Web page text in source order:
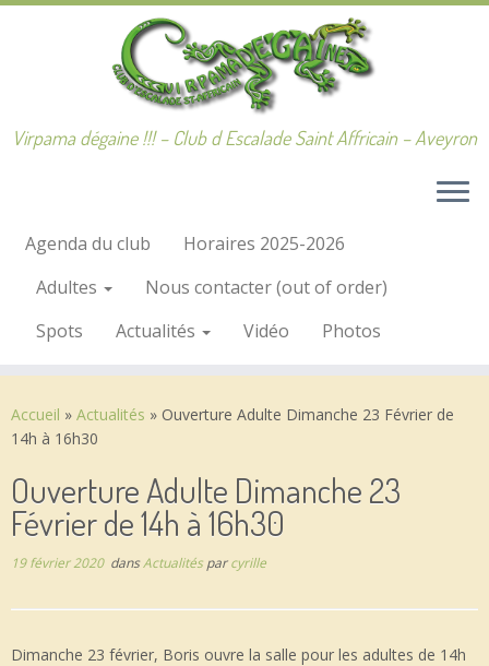
Passer
Virpama dégaine !!! – Club d Escalade Saint Affricain – Aveyron
Agenda du club
Horaires 2025-2026
Adultes
Nous contacter (out of order)
Spots
Actualités Vidéo Photos
Accueil » Actualités » Ouverture Adulte Dimanche 23 Février de
14h à 16h30
Ouverture Adulte Dimanche 23
Février de 14h à 16h30
19 février 2020dansActualités parcyrille
Dimanche 23 février, Boris ouvre la salle pour les adultes de 14h